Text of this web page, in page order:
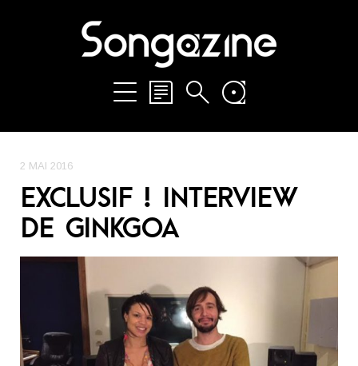
2 MAI 2016
EXCLUSIF ! INTERVIEW
DE GINKGOA